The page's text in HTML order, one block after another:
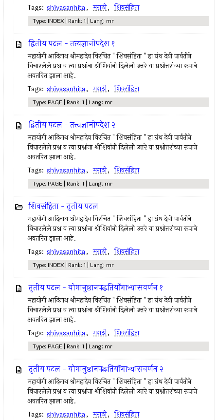
Tags: shivasanhita, मराठी, शिवसंहिता
Type: INDEX | Rank: 1 | Lang: mr
द्वितीय पटल - तत्त्वज्ञानोपदेश १
महायोगी आदिनाथ श्रीमहादेव विरचित " शिवसंहिता " हा ग्रंथ देवी पार्वतीने
विचारलेले प्रश्न व त्या प्रश्नांना श्रीशिवांनी दिलेली उत्तरे या प्रश्नोत्तरांच्या रूपाने
अवतरित झाला आहे.
Tags: shivasanhita, मराठी, शिवसंहिता
Type: PAGE | Rank: 1 | Lang: mr
द्वितीय पटल - तत्त्वज्ञानोपदेश २
महायोगी आदिनाथ श्रीमहादेव विरचित " शिवसंहिता " हा ग्रंथ देवी पार्वतीने
विचारलेले प्रश्न व त्या प्रश्नांना श्रीशिवांनी दिलेली उत्तरे या प्रश्नोत्तरांच्या रूपाने
अवतरित झाला आहे.
Tags: shivasanhita, मराठी, शिवसंहिता
Type: PAGE | Rank: 1 | Lang: mr
शिवसंहिता - तृतीय पटल
महायोगी आदिनाथ श्रीमहादेव विरचित " शिवसंहिता " हा ग्रंथ देवी पार्वतीने
विचारलेले प्रश्न व त्या प्रश्नांना श्रीशिवांनी दिलेली उत्तरे या प्रश्नोत्तरांच्या रूपाने
अवतरित झाला आहे.
Tags: shivasanhita, मराठी, शिवसंहिता
Type: INDEX | Rank: 1 | Lang: mr
तृतीय पटल - योगानुष्ठानपद्धतिर्योगाभ्यासवर्णन १
महायोगी आदिनाथ श्रीमहादेव विरचित " शिवसंहिता " हा ग्रंथ देवी पार्वतीने
विचारलेले प्रश्न व त्या प्रश्नांना श्रीशिवांनी दिलेली उत्तरे या प्रश्नोत्तरांच्या रूपाने
अवतरित झाला आहे.
Tags: shivasanhita, मराठी, शिवसंहिता
Type: PAGE | Rank: 1 | Lang: mr
तृतीय पटल - योगानुष्ठानपद्धतिर्योगाभ्यासवर्णन २
महायोगी आदिनाथ श्रीमहादेव विरचित " शिवसंहिता " हा ग्रंथ देवी पार्वतीने
विचारलेले प्रश्न व त्या प्रश्नांना श्रीशिवांनी दिलेली उत्तरे या प्रश्नोत्तरांच्या रूपाने
अवतरित झाला आहे.
Tags: shivasanhita, मराठी, शिवसंहिता